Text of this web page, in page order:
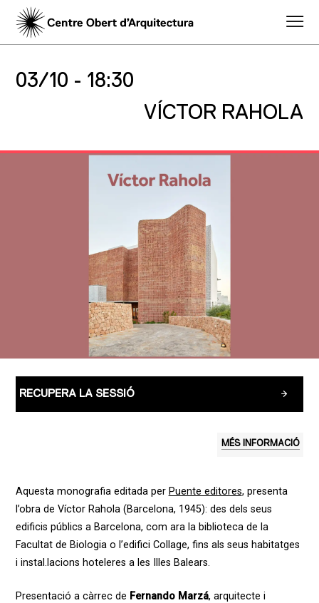
03/10 - 18:30
VÍCTOR RAHOLA
RECUPERA LA SESSIÓ
MÉS INFORMACIÓ
Aquesta monografia editada per Puente editores, presenta
l’obra de Víctor Rahola (Barcelona, 1945): des dels seus
edificis públics a Barcelona, com ara la biblioteca de la
Facultat de Biologia o l’edifici Collage, fins als seus habitatges
i instal.lacions hoteleres a les Illes Balears.
Presentació a càrrec de Fernando Marzá, arquitecte i